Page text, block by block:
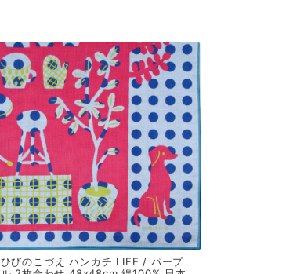
ひびのこづえ ハンカチ LIFE / パープ